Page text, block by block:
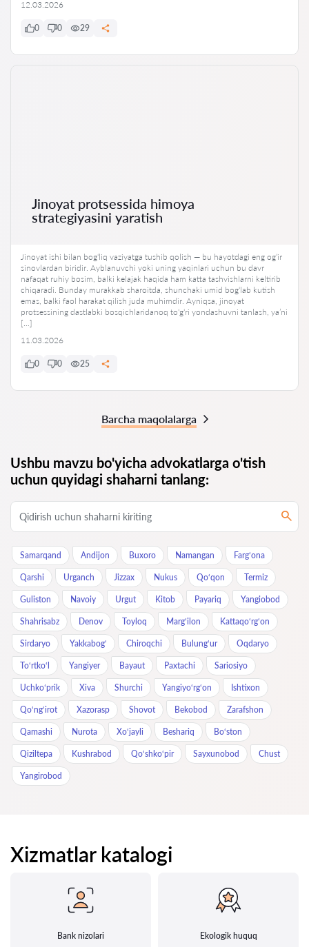
12.03.2026
0 0 29
Jinoyat protsessida himoya
strategiyasini yaratish
Jinoyat ishi bilan bog‘liq vaziyatga tushib qolish — bu hayotdagi eng og‘ir
sinovlardan biridir. Ayblanuvchi yoki uning yaqinlari uchun bu davr
nafaqat ruhiy bosim, balki kelajak haqida ham katta tashvishlarni keltirib
chiqaradi. Bunday murakkab sharoitda, shunchaki umid bog‘lab kutish
emas, balki faol harakat qilish juda muhimdir. Ayniqsa, jinoyat
protsessining dastlabki bosqichlaridanoq to‘g‘ri yondashuvni tanlash, ya’ni
[…]
11.03.2026
0 0 25
Barcha maqolalarga
Ushbu mavzu bo'yicha advokatlarga o'tish
uchun quyidagi shaharni tanlang:
Samarqand Andijon Buxoro Namangan Farg‘ona
Qarshi Urganch Jizzax Nukus Qo‘qon Termiz
Guliston Navoiy Urgut Kitob Payariq Yangiobod
Shahrisabz Denov Toyloq Marg‘ilon Kattaqo‘rg‘on
Sirdaryo Yakkabog‘ Chiroqchi Bulung‘ur Oqdaryo
To‘rtko‘l Yangiyer Bayaut Paxtachi Sariosiyo
Uchkoʻprik Xiva Shurchi Yangiyo‘rg‘on Ishtixon
Qo‘ng‘irot Xazorasp Shovot Bekobod Zarafshon
Qamashi Nurota Xo‘jayli Beshariq Bo‘ston
Qiziltepa Kushrabod Qo‘shko‘pir Sayxunobod Chust
Yangirobod
Xizmatlar katalogi
Bank nizolari Ekologik huquq